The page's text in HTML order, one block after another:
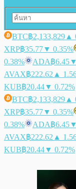
BTC฿2,133,829 ▲
XRP฿35.77▼ 0.35%
0.38%
ADA฿6.45
AVAX฿222.62 ▲
KUB฿20.44▼ 0.72%
BTC฿2,133,829 ▲
XRP฿35.77▼ 0.35%
0.38%
ADA฿6.45
AVAX฿222.62 ▲
KUB฿20.44▼ 0.72%